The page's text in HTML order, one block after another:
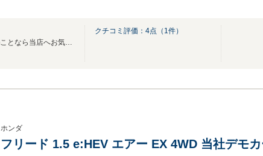
良質な中古車展示中！ホンダ車のことなら当店へお気軽にお問い合わせください。
クチコミ評価： 4点（ 1件）
ホンダ
フリード 1.5 e:HEV エアー EX 4WD 当社デ